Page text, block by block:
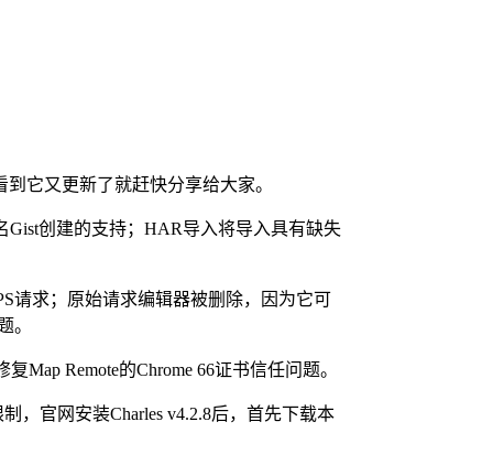
它又更新了就赶快分享给大家。
创建的支持；HAR导入将导入具有缺失
请求；原始请求编辑器被删除，因为它可
。
Remote的Chrome 66证书信任问题。
，官网安装Charles v4.2.8后，首先下载本